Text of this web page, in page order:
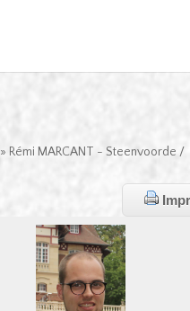
» Rémi MARCANT - Steenvoorde /